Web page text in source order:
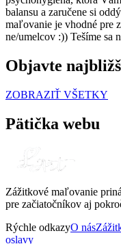
balansu a zaručene si
maľovanie je vhodné pre
ne/umelcov :)) Tešíme sa
Objavte
ZOBRAZIŤ VŠETKY
Pätička webu
Zážitkové maľovanie
pre začiatočníkov aj
Rýchle odkazyO nás
oslavy